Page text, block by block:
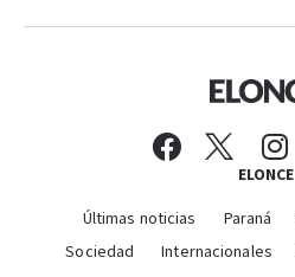
ELONCE
Últimas noticias Paraná
Sociedad
Internacionales